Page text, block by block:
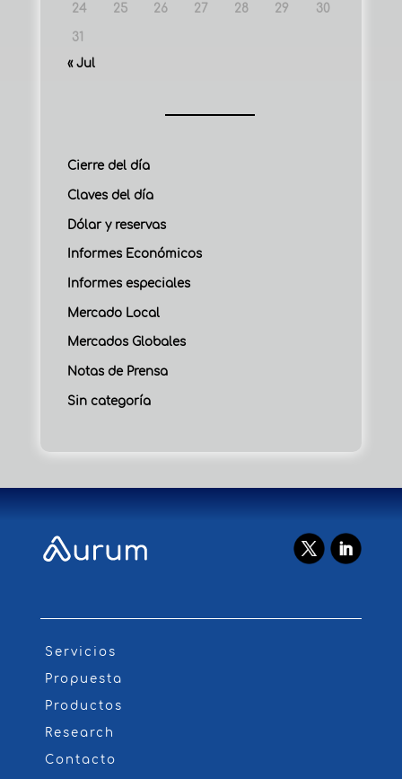
24 25 26 27 28 29 30
31
« Jul
Cierre del día
Claves del día
Dólar y reservas
Informes Económicos
Informes especiales
Mercado Local
Mercados Globales
Notas de Prensa
Sin categoría
Servicios
Propuesta
Productos
Research
Contacto